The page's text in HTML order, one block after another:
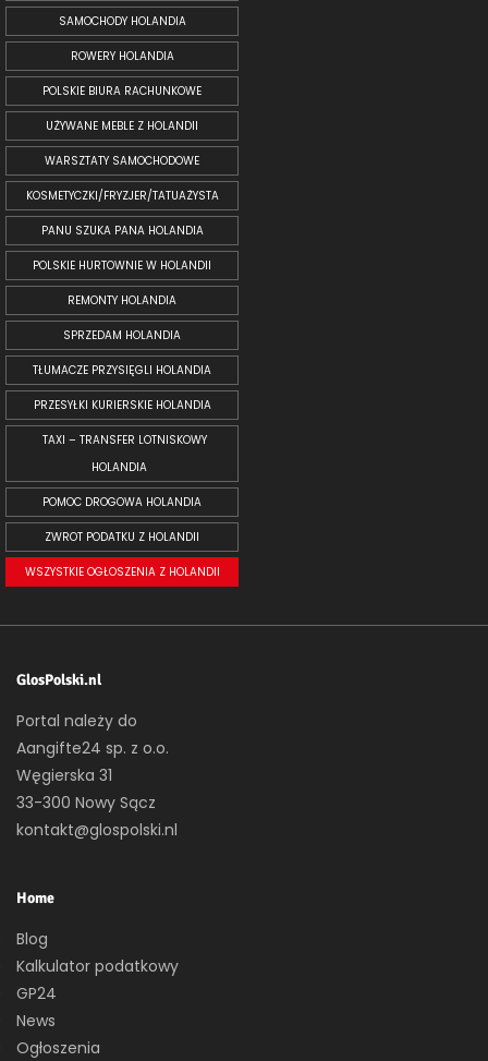
SAMOCHODY HOLANDIA
ROWERY HOLANDIA
POLSKIE BIURA RACHUNKOWE
UŻYWANE MEBLE Z HOLANDII
WARSZTATY SAMOCHODOWE
KOSMETYCZKI/FRYZJER/TATUAŻYSTA
PANU SZUKA PANA HOLANDIA
POLSKIE HURTOWNIE W HOLANDII
REMONTY HOLANDIA
SPRZEDAM HOLANDIA
TŁUMACZE PRZYSIĘGLI HOLANDIA
PRZESYŁKI KURIERSKIE HOLANDIA
TAXI – TRANSFER LOTNISKOWY
HOLANDIA
POMOC DROGOWA HOLANDIA
ZWROT PODATKU Z HOLANDII
WSZYSTKIE OGŁOSZENIA Z HOLANDII
GlosPolski.nl
Portal należy do
Aangifte24 sp. z o.o.
Węgierska 31
33-300 Nowy Sącz
kontakt@glospolski.nl
Home
Blog
Kalkulator podatkowy
GP24
News
Ogłoszenia